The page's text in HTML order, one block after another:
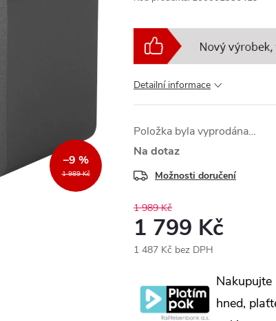
1 989 Kč
–9 %
Detailní informace
Položka byla vyprodána…
Na dotaz
Možnosti doručení
1 989 Kč
1 799 Kč
1 487 Kč bez DPH
Nakupujte
hned,